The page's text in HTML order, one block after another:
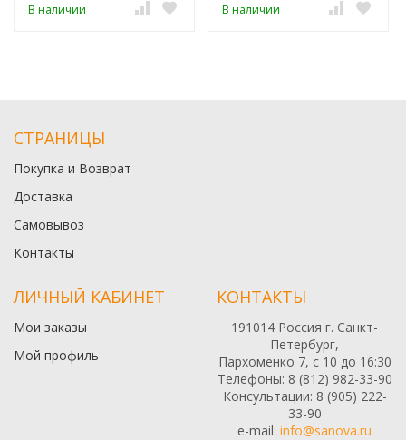
В наличии В наличии
СТРАНИЦЫ
Покупка и Возврат
Доставка
Самовывоз
Контакты
ЛИЧНЫЙ КАБИНЕТ
Мои заказы
Мой профиль
КОНТАКТЫ
191014 Россия г. Санкт-
Петербург,
Пархоменко 7, с 10 до 16:30
Телефоны: 8 (812) 982-33-90
Консультации: 8 (905) 222-
33-90
e-mail: info@sanova.ru